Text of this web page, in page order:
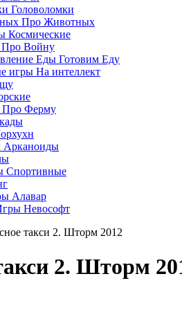
Головоломки
Про Животных
Космические
Про Войну
Готовим Еду
На интеллект
Про Ферму
Арканоиды
Спортивные
Алавар
Невософт
такси 2. Шторм 2012
2. Шторм